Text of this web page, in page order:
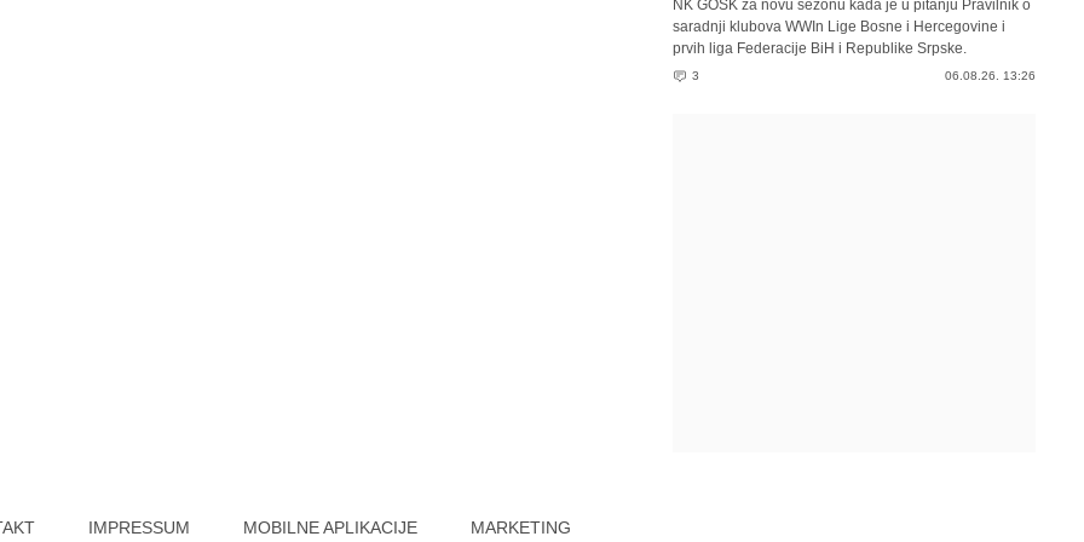
NK GOŠK za novu sezonu kada je u pitanju Pravilnik o
saradnji klubova WWIn Lige Bosne i Hercegovine i
prvih liga Federacije BiH i Republike Srpske.
3 06.08.26. 13:26
IMPRESSUM MOBILNE APLIKACIJE MARKETING